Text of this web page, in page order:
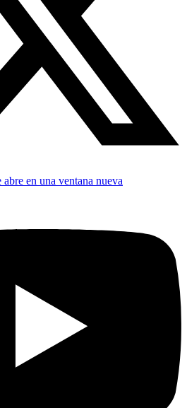
abre en una ventana nueva